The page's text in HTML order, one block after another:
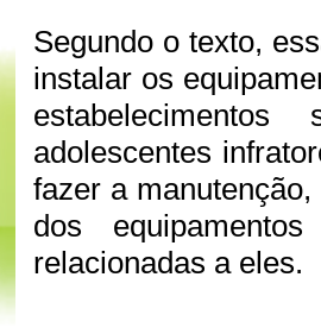
Segundo o texto,
instalar os
estabelecimentos
adolescentes
fazer a
dos
relacionadas a eles.